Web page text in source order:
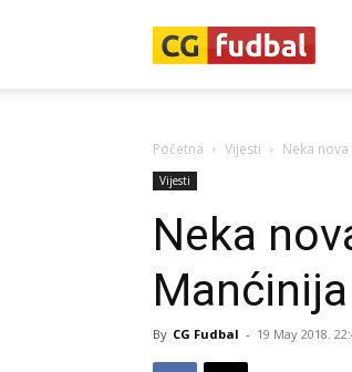
Početna Vijesti Neka
Vijesti
Neka
Manćinija
By CG Fudbal - 19 May 2018.